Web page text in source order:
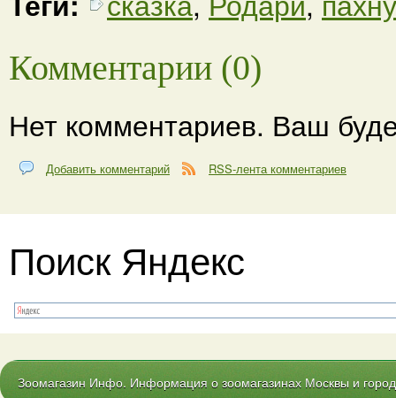
Комментарии (0)
Нет комментариев. Ваш
Добавить комментарий RSS-лента комментариев
Поиск Яндекс
Зоомагазин Инфо. Информация о зоомагазинах Москвы и